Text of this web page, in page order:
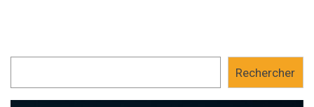
Rechercher